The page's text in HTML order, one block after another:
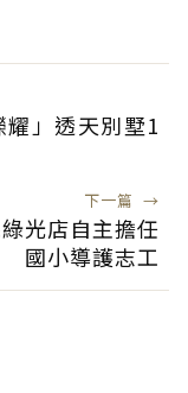
」透天別墅1
下一篇 →
光店自主擔任
國小導護志工